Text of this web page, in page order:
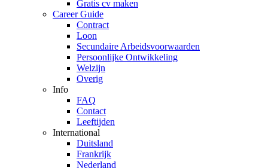
Gratis cv maken
Career Guide
Contract
Loon
Secundaire Arbeidsvoorwaarden
Persoonlijke Ontwikkeling
Welzijn
Overig
Info
FAQ
Contact
Leeftijden
International
Duitsland
Frankrijk
Nederland